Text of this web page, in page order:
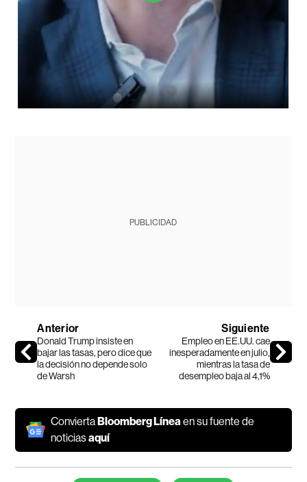
PUBLICIDAD
Anterior
Donald Trump insiste en
bajar las tasas, pero dice que
la decisión no depende solo
de Warsh
Siguiente
Empleo en EE.UU. cae
inesperadamente en julio,
mientras la tasa de
desempleo baja al 4,1%
ConviertaBloomberg Línea en su fuente de
noticiasaquí